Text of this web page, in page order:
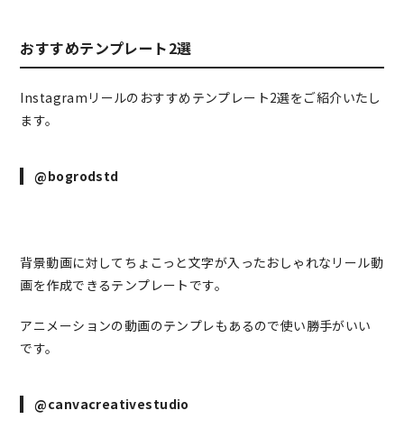
おすすめテンプレート2選
Instagramリールのおすすめテンプレート2選をご紹介いたし
ます。
@bogrodstd
背景動画に対してちょこっと文字が入ったおしゃれなリール動
画を作成できるテンプレートです。
アニメーションの動画のテンプレもあるので使い勝手がいい
です。
@canvacreativestudio